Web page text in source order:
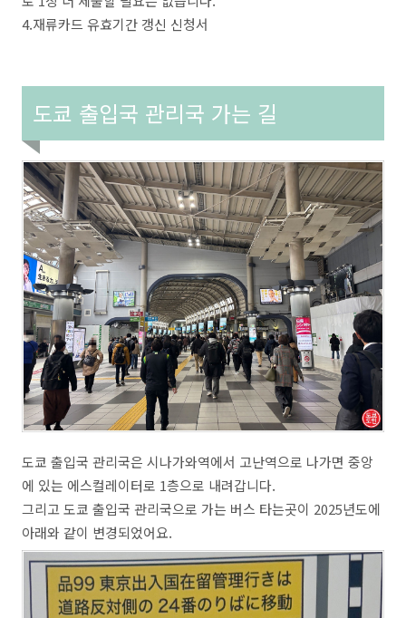
4.재류카드 유효기간 갱신 신청서
도쿄 출입국 관리국 가는 길
도쿄 출입국 관리국은 시나가와역에서 고난역으로 나가면 중앙
에 있는 에스컬레이터로 1층으로 내려갑니다.
그리고 도쿄 출입국 관리국으로 가는 버스 타는곳이 2025년도에
아래와 같이 변경되었어요.